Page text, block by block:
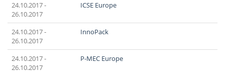
24.10.2017 -
26.10.2017
ICSE Europe
24.10.2017 -
26.10.2017
InnoPack
24.10.2017 -
26.10.2017
P-MEC Europe